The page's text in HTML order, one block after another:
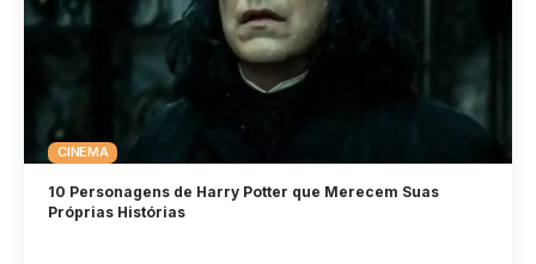
CINEMA
10 Personagens de Harry Potter que Merecem Suas
Próprias Histórias